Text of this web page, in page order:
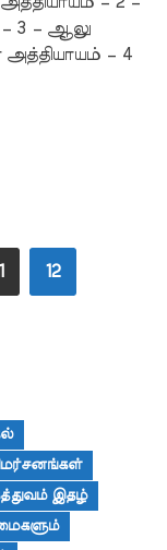
3 – ஆலு
அத்தியாயம் – 4
12
இதழ்